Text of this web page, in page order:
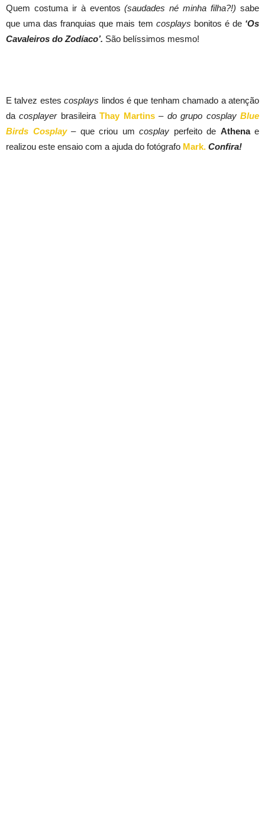
Quem costuma ir à eventos(saudades né minha filha?!) sabe
que uma das franquias que mais tem cosplays bonitos é de ‘Os
Cavaleiros do Zodíaco’. São belíssimos mesmo!
E talvez estescosplays lindos é que tenham chamado a atenção
dacosplayerbrasileiraThay Martins – do grupo cosplayBlue
Birds Cosplay–que criou um cosplay perfeito de Athenae
realizou este ensaio com a ajuda do fotógrafo Mark. Confira!